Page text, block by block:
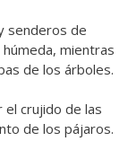
senderos de
mientras
de los árboles.
crujido de las
de los pájaros.